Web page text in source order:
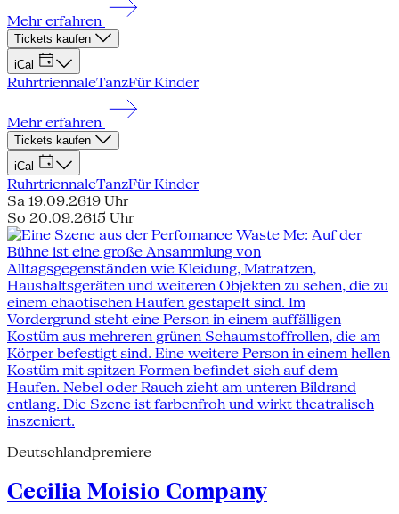
Mehr erfahren
Tickets kaufen
iCal
RuhrtriennaleTanzFür Kinder
Mehr erfahren
Tickets kaufen
iCal
RuhrtriennaleTanzFür Kinder
Sa 19.09.2619 Uhr
So 20.09.2615 Uhr
Deutschlandpremiere
Cecilia Moisio Company